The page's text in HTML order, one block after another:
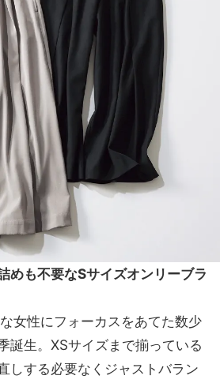
めも不要なSサイズオンリーブラ
女性にフォーカスをあてた数少
誕生。XSサイズまで揃っている
しする必要なくジャストバラン